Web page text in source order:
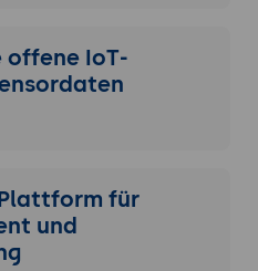
offene IoT-
für
und